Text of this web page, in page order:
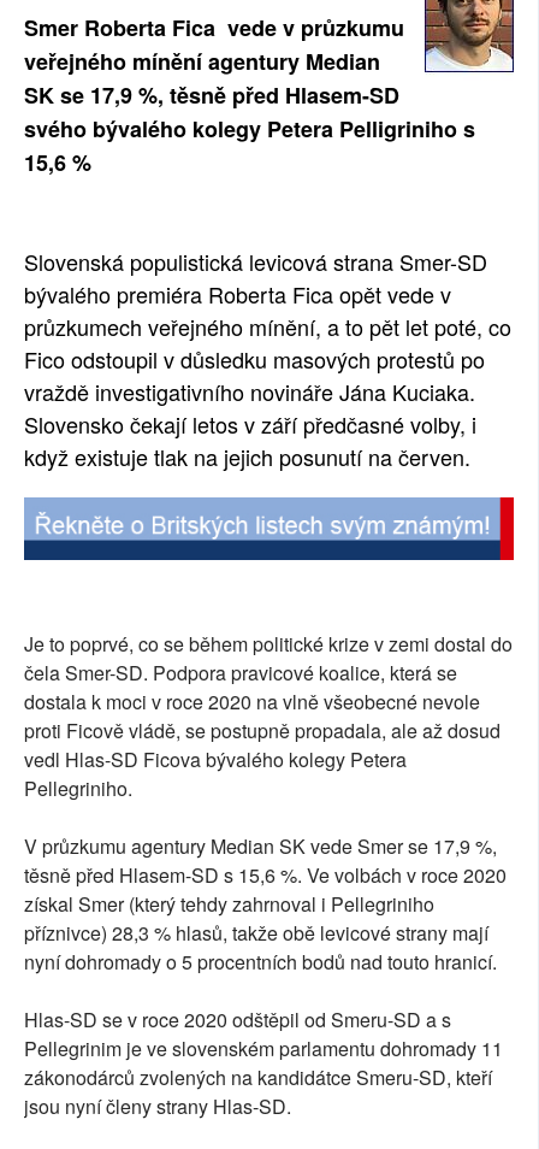
RUBRIKY
PLNÁ VERZE STRÁNEK
Smer Roberta Fica vede v průzkumu
veřejného mínění agentury Median
SK se 17,9 %, těsně před Hlasem-SD
svého bývalého kolegy Petera Pelligriniho s
15,6 %
Slovenská populistická levicová strana Smer-SD
bývalého premiéra Roberta Fica opět vede v
průzkumech veřejného mínění, a to pět let poté, co
Fico odstoupil v důsledku masových protestů po
vraždě investigativního novináře Jána Kuciaka.
Slovensko čekají letos v září předčasné volby, i
když existuje tlak na jejich posunutí na červen.
Je to poprvé, co se během politické krize v zemi dostal do
čela Smer-SD. Podpora pravicové koalice, která se
dostala k moci v roce 2020 na vlně všeobecné nevole
proti Ficově vládě, se postupně propadala, ale až dosud
vedl Hlas-SD Ficova bývalého kolegy Petera
Pellegriniho.
V průzkumu agentury Median SK vede Smer se 17,9 %,
těsně před Hlasem-SD s 15,6 %. Ve volbách v roce 2020
získal Smer (který tehdy zahrnoval i Pellegriniho
příznivce) 28,3 % hlasů, takže obě levicové strany mají
nyní dohromady o 5 procentních bodů nad touto hranicí.
Hlas-SD se v roce 2020 odštěpil od Smeru-SD a s
Pellegrinim je ve slovenském parlamentu dohromady 11
zákonodárců zvolených na kandidátce Smeru-SD, kteří
jsou nyní členy strany Hlas-SD.